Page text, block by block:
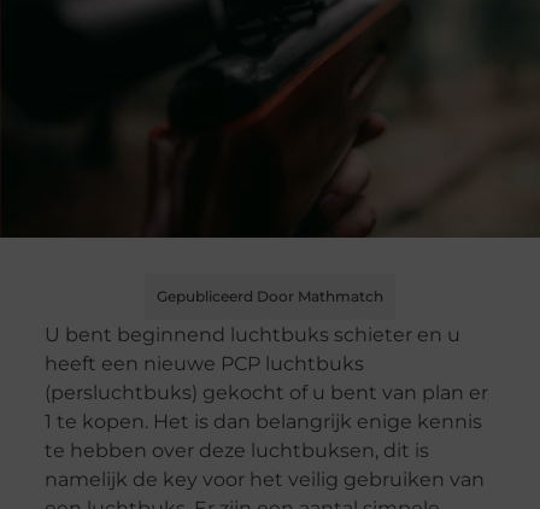
Gepubliceerd Door Mathmatch
U bent beginnend luchtbuks schieter en u
heeft een nieuwe PCP luchtbuks
(persluchtbuks) gekocht of u bent van plan er
1 te kopen. Het is dan belangrijk enige kennis
te hebben over deze luchtbuksen, dit is
namelijk de key voor het veilig gebruiken van